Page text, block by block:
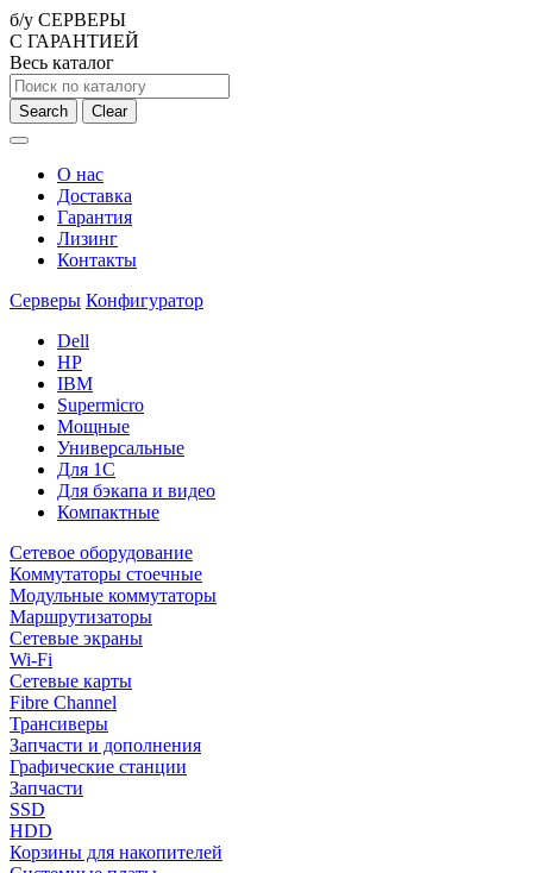
б/у СЕРВЕРЫ
С ГАРАНТИЕЙ
Весь каталог
Search Clear
О нас
Доставка
Гарантия
Лизинг
Контакты
Серверы Конфигуратор
Dell
HP
IBM
Supermicro
Мощные
Универсальные
Для 1С
Для бэкапа и видео
Компактные
Сетевое оборудование
Коммутаторы стоечные
Модульные коммутаторы
Маршрутизаторы
Сетевые экраны
Wi-Fi
Сетевые карты
Fibre Channel
Трансиверы
Запчасти и дополнения
Графические станции
Запчасти
SSD
HDD
Корзины для накопителей